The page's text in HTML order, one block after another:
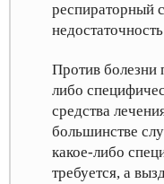
респираторный
Против болезни
либо
средства
большинстве
какое-либо
требуется, а